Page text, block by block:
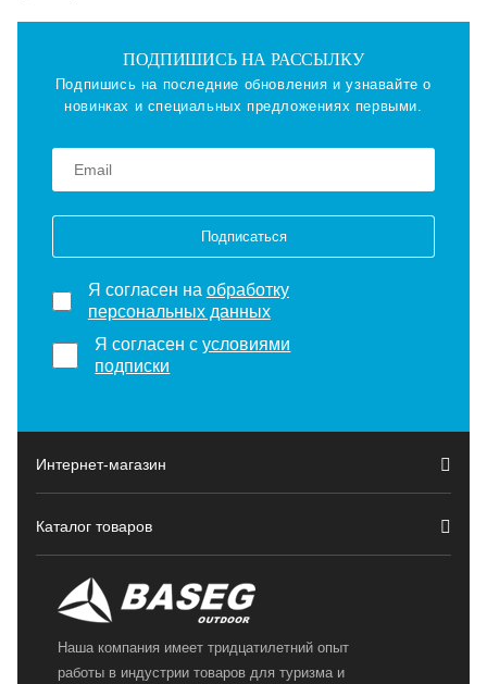
ПОДПИШИСЬ НА РАССЫЛКУ
Подпишись на последние обновления и узнавайте о
новинках и специальных предложениях первыми.
Подписаться
Я согласен на обработку
персональных данных
Я согласен сусловиями
подписки
Интернет-магазин
Каталог товаров
Наша компания имеет тридцатилетний опыт
работы в индустрии товаров для туризма и